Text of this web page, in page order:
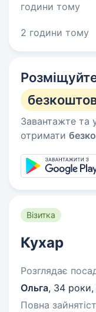
години тому
2 години тому
Завантажте та
отримати
Візитка
Кухар
Розглядає
Ольга, 34 роки,
Повна